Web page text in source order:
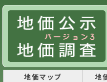
地価マップ 地